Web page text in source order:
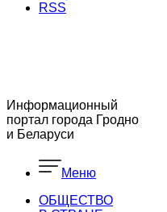
RSS
Информационный
портал города Гродно
и Беларуси
Меню
ОБЩЕСТВО